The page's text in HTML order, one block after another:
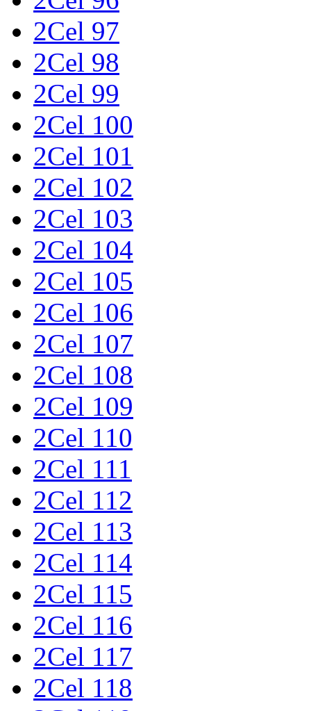
2Cel 97
2Cel 98
2Cel 99
2Cel 100
2Cel 101
2Cel 102
2Cel 103
2Cel 104
2Cel 105
2Cel 106
2Cel 107
2Cel 108
2Cel 109
2Cel 110
2Cel 111
2Cel 112
2Cel 113
2Cel 114
2Cel 115
2Cel 116
2Cel 117
2Cel 118